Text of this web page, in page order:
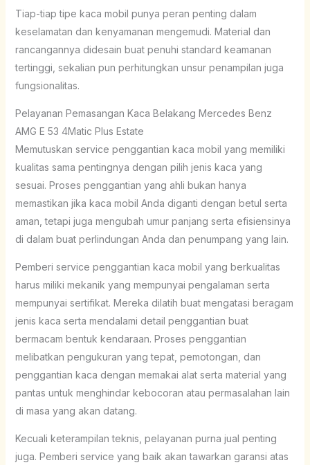
Tiap-tiap tipe kaca mobil punya peran penting dalam
keselamatan dan kenyamanan mengemudi. Material dan
rancangannya didesain buat penuhi standard keamanan
tertinggi, sekalian pun perhitungkan unsur penampilan juga
fungsionalitas.
Pelayanan Pemasangan Kaca Belakang Mercedes Benz
AMG E 53 4Matic Plus Estate
Memutuskan service penggantian kaca mobil yang memiliki
kualitas sama pentingnya dengan pilih jenis kaca yang
sesuai. Proses penggantian yang ahli bukan hanya
memastikan jika kaca mobil Anda diganti dengan betul serta
aman, tetapi juga mengubah umur panjang serta efisiensinya
di dalam buat perlindungan Anda dan penumpang yang lain.
Pemberi service penggantian kaca mobil yang berkualitas
harus miliki mekanik yang mempunyai pengalaman serta
mempunyai sertifikat. Mereka dilatih buat mengatasi beragam
jenis kaca serta mendalami detail penggantian buat
bermacam bentuk kendaraan. Proses penggantian
melibatkan pengukuran yang tepat, pemotongan, dan
penggantian kaca dengan memakai alat serta material yang
pantas untuk menghindar kebocoran atau permasalahan lain
di masa yang akan datang.
Kecuali keterampilan teknis, pelayanan purna jual penting
juga. Pemberi service yang baik akan tawarkan garansi atas